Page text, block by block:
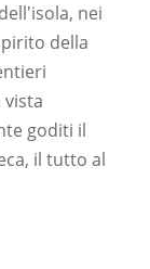
nei
della
vista
goditi il
il tutto al